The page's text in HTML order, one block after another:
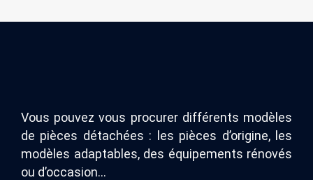
Vous pouvez vous procurer différents modèles
de pièces détachées : les pièces d’origine, les
modèles adaptables, des équipements rénovés
ou d’occasion…